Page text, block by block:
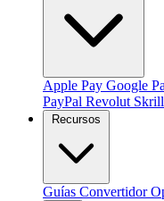
Apple Pay Google
PayPal Revolut Skrill
Recursos
Guías Convertidor